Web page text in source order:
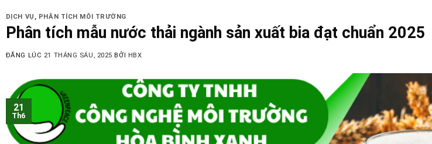
DỊCH VỤ , PHÂN TÍCH MÔI TRƯỜNG
Phân tích mẫu nước thải ngành sản xuất bia đạt chuẩn 2025
ĐĂNG LÚC 21 THÁNG SÁU, 2025 BỞI HBX
21
Th6